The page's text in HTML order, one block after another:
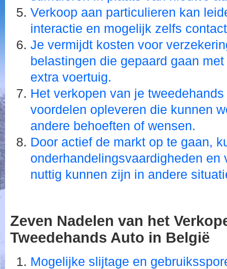
Verkoop aan particulieren kan
interactie en mogelijk zelfs
Je vermijdt kosten voor
belastingen die gepaard gaan
extra voertuig.
Het verkopen van je
voordelen opleveren die kunnen
andere behoeften of wensen.
Door actief de markt op te gaan,
onderhandelingsvaardigheden en
nuttig kunnen zijn in andere
Zeven Nadelen van het
Tweedehands Auto in België
Mogelijke slijtage en